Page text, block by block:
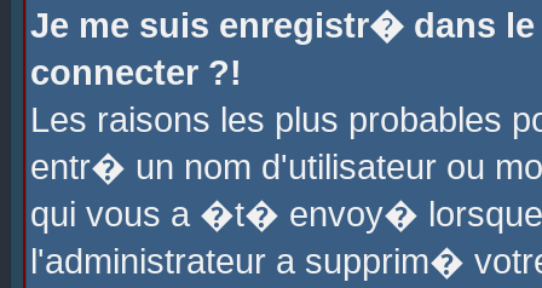
Je me suis enregistr� dans
connecter ?!
Les raisons les plus probables
entr� un nom d'utilisateur ou
qui vous a �t� envoy�
l'administrateur a supprim�